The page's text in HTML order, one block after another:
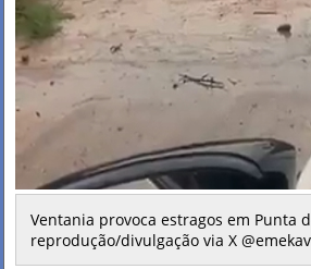
Ventania provoca estragos em Punta
reprodução/divulgação via X